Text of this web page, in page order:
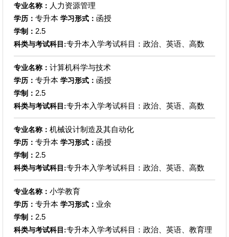
专业名称： 人力资源管理
学历： 专升本 学习形式： 函授
学制： 2.5
科类与考试科目:专升本入学考试科目：政治、英语、高数
专业名称： 计算机科学与技术
学历： 专升本 学习形式： 函授
学制： 2.5
科类与考试科目:专升本入学考试科目：政治、英语、高数
专业名称： 机械设计制造及其自动化
学历： 专升本 学习形式： 函授
学制： 2.5
科类与考试科目:专升本入学考试科目：政治、英语、高数
专业名称： 小学教育
学历： 专升本 学习形式： 业余
学制： 2.5
科类与考试科目:专升本入学考试科目：政治、英语、教育理